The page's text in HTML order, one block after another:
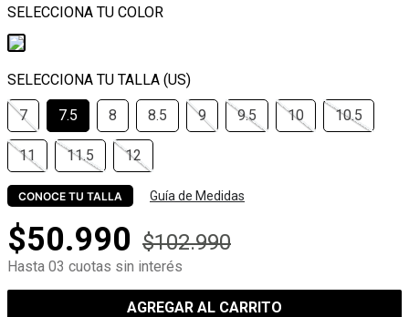
7 7.5 8 8.5 9 9.5 10 10.5
11 11.5 12
CONOCE TU TALLA Guía de Medidas
$50.990 $102.990
Hasta 03 cuotas sin interés
AGREGAR AL CARRITO